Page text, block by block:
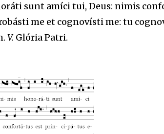
sunt amíci tui, Deus: nimis
me et cognovísti me: tu
V.Glória Patri.